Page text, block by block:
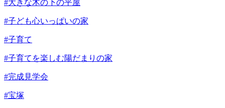
#大きな木の下の平屋
#子ども心いっぱいの家
#子育て
#子育てを楽しむ陽だまりの家
#完成見学会
#宝塚